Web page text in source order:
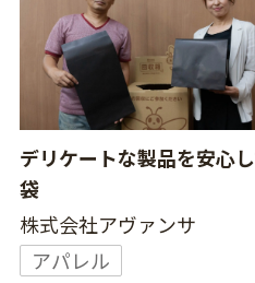
デリケートな製品を安心
袋
株式会社アヴァンサ
アパレル